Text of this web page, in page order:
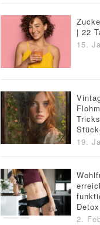
| 22
15.
19.
2.